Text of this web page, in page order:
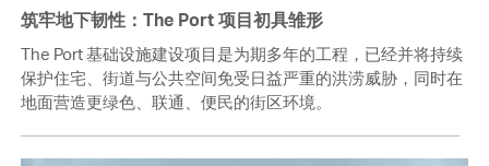
筑牢地下韧性：The Port 项目初具雏形
The Port 基础设施建设项目是为期多年的工程，已经并将持续
保护住宅、街道与公共空间免受日益严重的洪涝威胁，同时在
地面营造更绿色、联通、便民的街区环境。